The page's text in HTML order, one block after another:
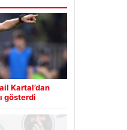
Kartal’dan
gösterdi